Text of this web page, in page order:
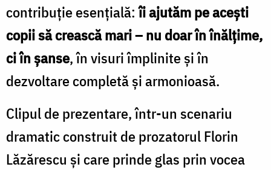
contribuție esențială:îi ajutăm pe acești
copii să crească mari – nu doar în înălțime,
ci în șanse, în visuri împlinite și în
dezvoltare completă și armonioasă.
Clipul de prezentare, într-un scenariu
dramatic construit de prozatorul Florin
Lăzărescu și care prinde glas prin vocea